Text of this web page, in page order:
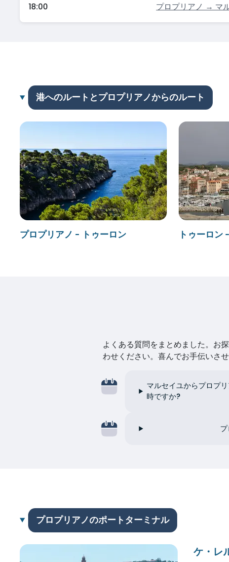
18:00 プロプリアノ → マ
港へのルートとプロプリアノからのルート
プロプリアノ - トゥーロン トゥーロン
よくある質問をまとめました。お
わせください。喜んでお手伝いさせ
マルセイユからプロプ
時ですか?
プロプリアノのポートターミナル
ケ・レ